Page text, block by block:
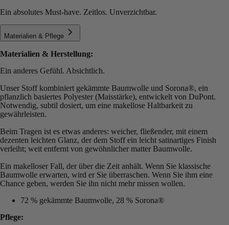
Ein absolutes Must-have. Zeitlos. Unverzichtbar.
Materialien & Pflege
Materialien & Herstellung:
Ein anderes Gefühl. Absichtlich.
Unser Stoff kombiniert gekämmte Baumwolle und Sorona®️, ein
pflanzlich basiertes Polyester (Maisstärke), entwickelt von DuPont.
Notwendig, subtil dosiert, um eine makellose Haltbarkeit zu
gewährleisten.
Beim Tragen ist es etwas anderes: weicher, fließender, mit einem
dezenten leichten Glanz, der dem Stoff ein leicht satinartiges Finish
verleiht; weit entfernt von gewöhnlicher matter Baumwolle.
Ein makelloser Fall, der über die Zeit anhält. Wenn Sie klassische
Baumwolle erwarten, wird er Sie überraschen. Wenn Sie ihm eine
Chance geben, werden Sie ihn nicht mehr missen wollen.
72 % gekämmte Baumwolle, 28 % Sorona®
Pflege: